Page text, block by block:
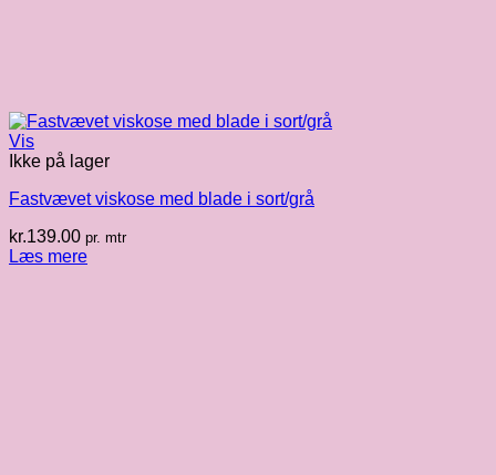
Vis
Ikke på lager
Fastvævet viskose med blade i sort/grå
kr.139.00 pr. mtr
Læs mere